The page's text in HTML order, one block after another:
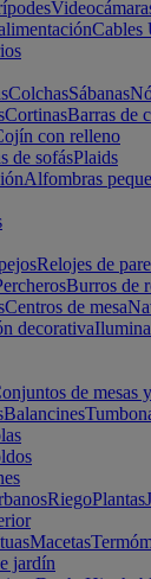
Cables
ColchasSábanas
CortinasBarras de
con relleno
de sofásPlaids
Alfombras
Relojes de
Burros de
Centros de mesa
decorativa
de mesas
Balancines
RiegoPlantas
Macetas
jardín